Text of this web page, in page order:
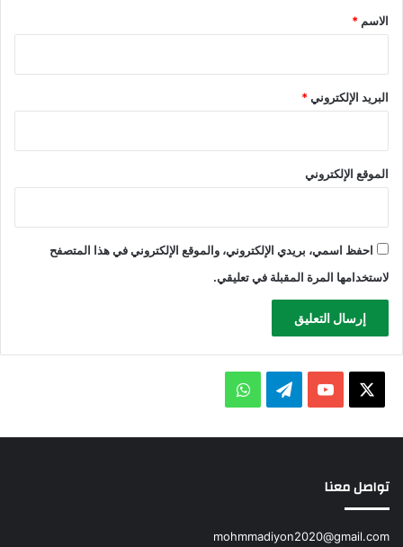
*
الاسم *
البريد الإلكتروني*
الموقع الإلكتروني
احفظ اسمي، بريدي الإلكتروني، والموقع الإلكتروني في هذا المتصفح
لاستخدامها المرة المقبلة في تعليقي.
يوتيوبتيلقرامواتساب
تواصل معنا
mohmmadiyon2020@gmail.com